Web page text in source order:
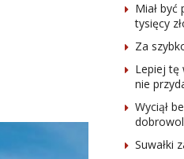
Miał
tysięcy
Za
Lepiej tę
nie
Wyciął
Suwałki